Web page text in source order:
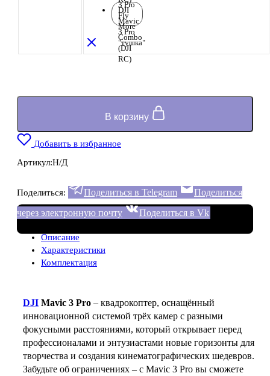
3 Pro
Fly
More
Combo
(DJI
RC)
DJI
Mavic
3 Pro
"тушка"
В корзину
Добавить в избранное
Артикул:Н/Д
Поделиться: Поделиться в Telegram
Поделиться
через электронную почту
Поделиться в Vk
Описание
Характеристики
Комплектация
DJI Mavic 3 Pro – квадрокоптер, оснащённый
инновационной системой трёх камер с разными
фокусными расстояниями, который открывает перед
профессионалами и энтузиастами новые горизонты для
творчества и создания кинематографических шедевров.
Забудьте об ограничениях – с Mavic 3 Pro вы сможете